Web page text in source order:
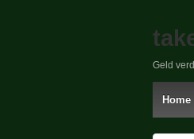
Geld
Home